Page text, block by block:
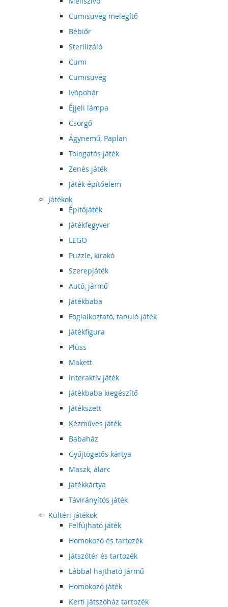
Cumisüveg melegítő
Bébiőr
Sterilizáló
Cumi
Cumisüveg
Ivópohár
Éjjeli lámpa
Csörgő
Ágynemű, Paplan
Tologatós játék
Zenés játék
Játék építőelem
Játékok
Épitőjáték
Játékfegyver
LEGO
Puzzle, kirakó
Szerepjáték
Autó, jármű
Játékbaba
Foglalkoztató, tanuló játék
Játékfigura
Plüss
Makett
Interaktív játék
Játékbaba kiegészítő
Játékszett
Kézműves játék
Babaház
Gyűjtögetős kártya
Maszk, álarc
Játékkártya
Távirányítós játék
Kültéri játékok
Felfújható játék
Homokozó és tartozék
Játszótér és tartozék
Lábbal hajtható jármű
Homokozó játék
Kerti játszóház tartozék